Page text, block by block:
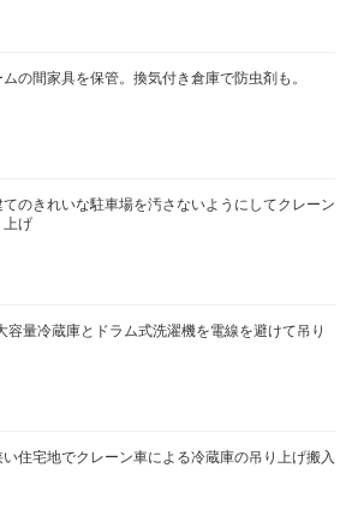
ムの間家具を保管。換気付き倉庫で防虫剤も。
のきれいな駐車場を汚さないようにしてクレーン
上げ
容量冷蔵庫とドラム式洗濯機を電線を避けて吊り
住宅地でクレーン車による冷蔵庫の吊り上げ搬入